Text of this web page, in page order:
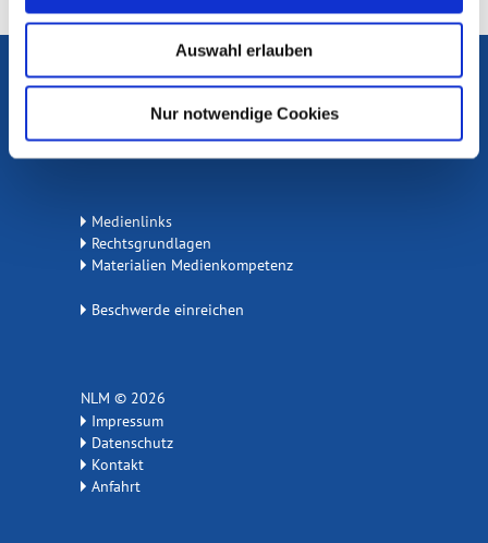
Auswahl erlauben
Nur notwendige Cookies
Portal Medienkompetenz
Internet ABC
Medienlinks
Rechtsgrundlagen
Materialien Medienkompetenz
Beschwerde einreichen
NLM © 2026
Impressum
Datenschutz
Kontakt
Anfahrt